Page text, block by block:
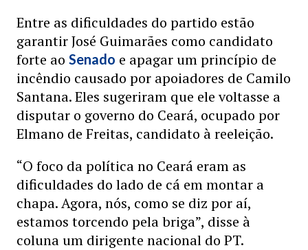
Entre as dificuldades do partido estão
garantir José Guimarães como candidato
forte ao Senado e apagar um princípio de
incêndio causado por apoiadores de Camilo
Santana. Eles sugeriram que ele voltasse a
disputar o governo do Ceará, ocupado por
Elmano de Freitas, candidato à reeleição.
“O foco da política no Ceará eram as
dificuldades do lado de cá em montar a
chapa. Agora, nós, como se diz por aí,
estamos torcendo pela briga”, disse à
coluna um dirigente nacional do PT.